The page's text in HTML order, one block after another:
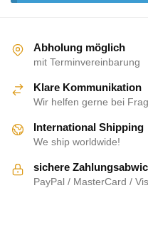
Abholung möglich
mit Terminvereinbarung
Klare Kommunikation
Wir helfen gerne bei
International Shipping
We ship worldwide!
sichere
PayPal / MasterCard /